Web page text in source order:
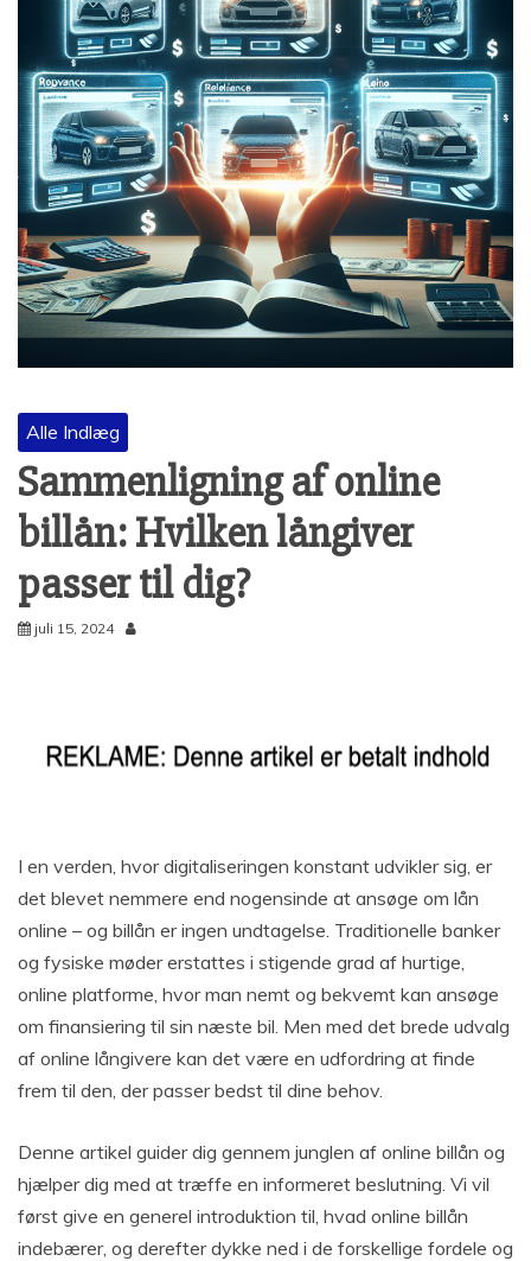
Alle Indlæg
Sammenligning af online
billån: Hvilken långiver
passer til dig?
juli 15, 2024
I en verden, hvor digitaliseringen konstant udvikler sig, er
det blevet nemmere end nogensinde at ansøge om lån
online – og billån er ingen undtagelse. Traditionelle banker
og fysiske møder erstattes i stigende grad af hurtige,
online platforme, hvor man nemt og bekvemt kan ansøge
om finansiering til sin næste bil. Men med det brede udvalg
af online långivere kan det være en udfordring at finde
frem til den, der passer bedst til dine behov.
Denne artikel guider dig gennem junglen af online billån og
hjælper dig med at træffe en informeret beslutning. Vi vil
først give en generel introduktion til, hvad online billån
indebærer, og derefter dykke ned i de forskellige fordele og